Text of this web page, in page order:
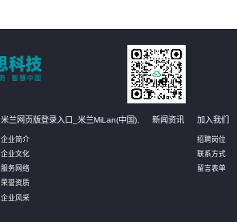
米兰网页版登录入口_米兰MiLan(中国),
企业简介
企业文化
服务网络
荣誉资质
企业风采
新闻资讯 加入我们
招聘岗位
联系方式
留言表单